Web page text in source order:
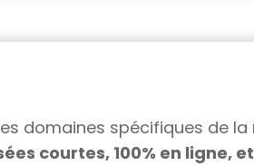
spécifiques de la
courtes, 100% en ligne,